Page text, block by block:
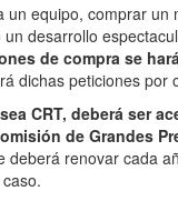
un equipo, comprar un
desarrollo
de compra se
dichas peticiones por
CRT, deberá ser
de Grandes
deberá renovar cada